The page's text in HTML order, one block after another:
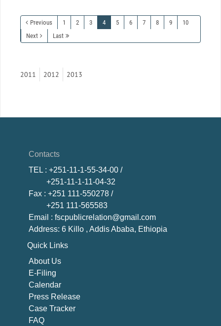
Previous 1 2 3 4 5 6 7 8 9
10
Next
Last
2011 2012 2013
Contacts
TEL: +251-11-1-55-34-00 /
+251-11-1-11-04-32
Fax : +251 111-550278 /
+251 111-565583
Email : fscpublicrelation@gmail.com
Address: 6 Killo , Addis Ababa, Ethiopia
Quick Links
About Us
E-Filing
Calendar
Press Release
Case Tracker
FAQ